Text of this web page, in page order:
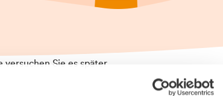
Sie es später